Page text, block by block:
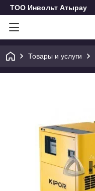
ТОО Инвольт Атырау
Товары и услуги